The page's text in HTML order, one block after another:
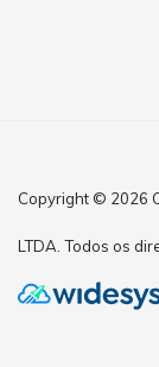
Copyright © 2026
LTDA. Todos os